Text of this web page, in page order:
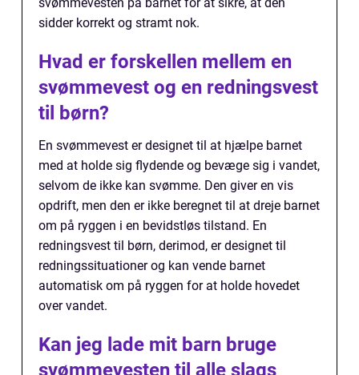
sidder korrekt og stramt nok.
Hvad er forskellen mellem en
svømmevest og en redningsvest
til børn?
En svømmevest er designet til at hjælpe barnet
med at holde sig flydende og bevæge sig i vandet,
selvom de ikke kan svømme. Den giver en vis
opdrift, men den er ikke beregnet til at dreje barnet
om på ryggen i en bevidstløs tilstand. En
redningsvest til børn, derimod, er designet til
redningssituationer og kan vende barnet
automatisk om på ryggen for at holde hovedet
over vandet.
Kan jeg lade mit barn bruge
svømmevesten til alle slags